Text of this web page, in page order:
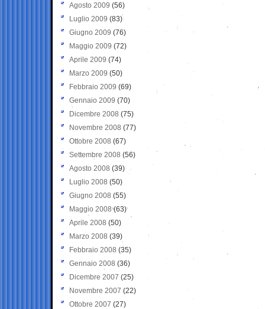
Agosto 2009 (56)
Luglio 2009 (83)
Giugno 2009 (76)
Maggio 2009 (72)
Aprile 2009 (74)
Marzo 2009 (50)
Febbraio 2009 (69)
Gennaio 2009 (70)
Dicembre 2008 (75)
Novembre 2008 (77)
Ottobre 2008 (67)
Settembre 2008 (56)
Agosto 2008 (39)
Luglio 2008 (50)
Giugno 2008 (55)
Maggio 2008(63)
Aprile 2008 (50)
Marzo 2008 (39)
Febbraio 2008 (35)
Gennaio 2008 (36)
Dicembre 2007 (25)
Novembre 2007 (22)
Ottobre 2007 (27)